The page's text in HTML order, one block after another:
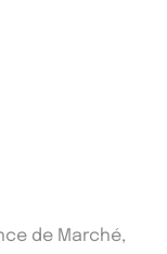
de Marché,